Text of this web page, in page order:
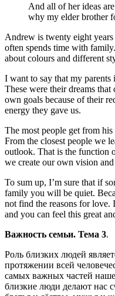
And all of her ideas
why my elder brother
Andrew is twenty eight
often spends time with
about colours and different
I want to say that my
These were their dreams
own goals because of their
energy they gave us.
The most people get from
From the closest people we
outlook. That is the function
we create our own vision
To sum up, I’m sure that if
family you will be quiet.
not find the reasons for
and you can feel this great
Важность семьи. Тема 3.
Роль близких людей
протяжении всей
самых важных частей
близкие люди делают нас